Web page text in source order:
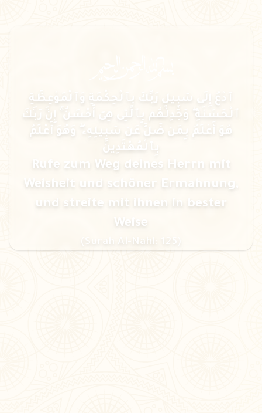
ٱدْعُ إِلَىٰ سَبِيلِ رَبِّكَ بِٱلْحِكْمَةِ وَٱلْمَوْعِظَةِ
ٱلْحَسَنَةِ ۖ وَجَٰدِلْهُم بِٱلَّتِى هِىَ أَحْسَنُ ۚ إِنَّ رَبَّكَ
هُوَ أَعْلَمُ بِمَن ضَلَّ عَن سَبِيلِهِۦ ۖ وَهُوَ أَعْلَمُ
بِٱلْمُهْتَدِينَ
Rufe zum Weg deines Herrn mit
Weisheit und schöner Ermahnung,
und streite mit ihnen in bester
Weise
(Surah Al-Nahl: 125)